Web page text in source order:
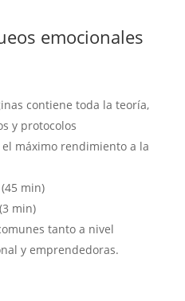
emocionales
contiene toda la teoría,
y protocolos
el máximo rendimiento a la
min)
min)
tanto a nivel
y emprendedoras.